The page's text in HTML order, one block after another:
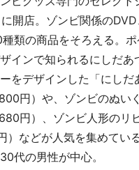
開店。ゾンビ関係の
類の商品をそろえる。
インで知られるにしだ
をデザインした「にしだ
円）や、ゾンビのぬい
円）、ゾンビ人形のリ
）などが人気を集めてい
代の男性が中心。